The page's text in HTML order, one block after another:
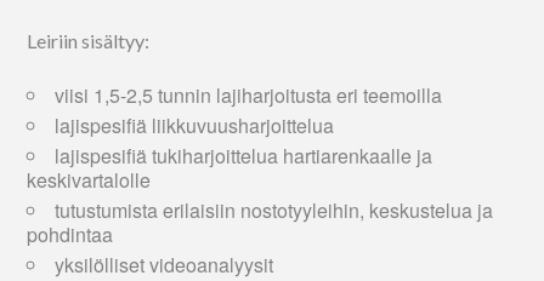
Leiriin sisältyy:
viisi 1,5-2,5 tunnin lajiharjoitusta eri teemoilla
lajispesifiä liikkuvuusharjoittelua
lajispesifiä tukiharjoittelua hartiarenkaalle ja
keskivartalolle
tutustumista erilaisiin nostotyyleihin, keskustelua ja
pohdintaa
yksilölliset videoanalyysit